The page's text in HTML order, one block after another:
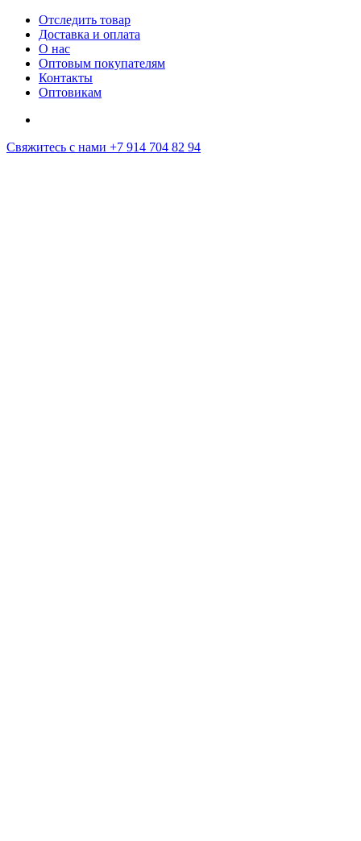
Отследить товар
Доставка и оплата
О нас
Оптовым покупателям
Контакты
Оптовикам
Свяжитесь с нами +7 914 704 82 94